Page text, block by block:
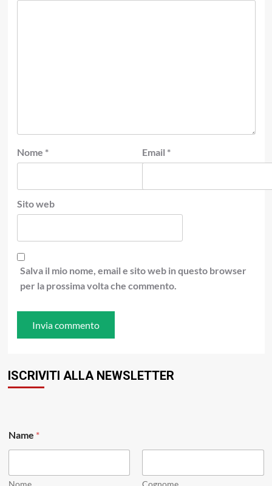
Nome * Email *
Sito web
Salva il mio nome, email e sito web in questo browser
per la prossima volta che commento.
ISCRIVITI ALLA NEWSLETTER
Name *